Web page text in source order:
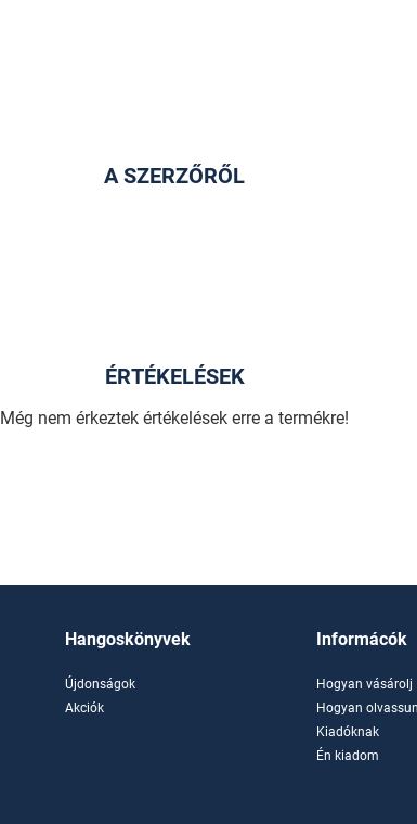
A SZERZŐRŐL
ÉRTÉKELÉSEK
Még nem érkeztek értékelések erre a termékre!
Hangoskönyvek
Újdonságok
Akciók
Informácók
Hogyan vásárolj
Hogyan
Kiadóknak
Én kiadom